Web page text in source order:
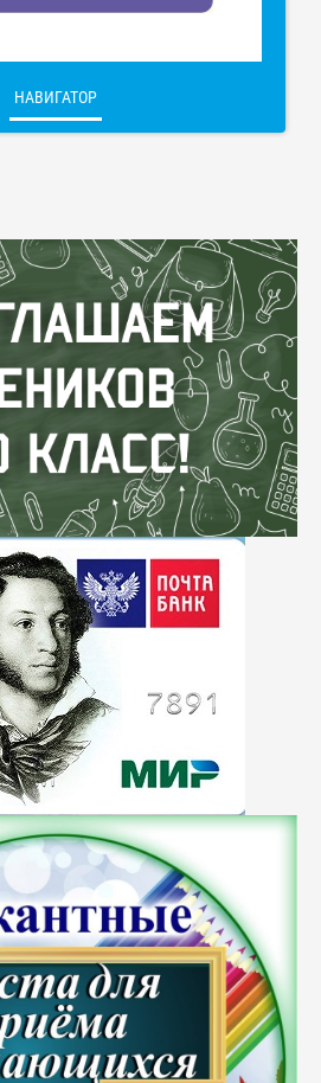
НАВИГАТОР